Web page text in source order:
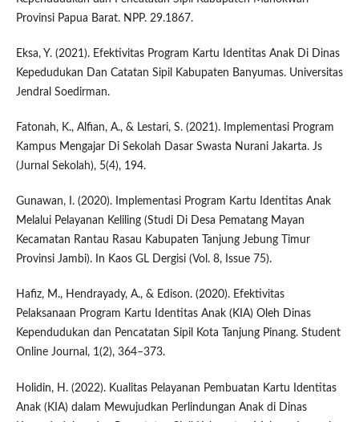
Provinsi Papua Barat. NPP. 29.1867.
Eksa, Y. (2021). Efektivitas Program Kartu Identitas Anak Di Dinas
Kepedudukan Dan Catatan Sipil Kabupaten Banyumas. Universitas
Jendral Soedirman.
Fatonah, K., Alfian, A., & Lestari, S. (2021). Implementasi Program
Kampus Mengajar Di Sekolah Dasar Swasta Nurani Jakarta. Js
(Jurnal Sekolah), 5(4), 194.
Gunawan, I. (2020). Implementasi Program Kartu Identitas Anak
Melalui Pelayanan Keliling (Studi Di Desa Pematang Mayan
Kecamatan Rantau Rasau Kabupaten Tanjung Jebung Timur
Provinsi Jambi). In Kaos GL Dergisi (Vol. 8, Issue 75).
Hafiz, M., Hendrayady, A., & Edison. (2020). Efektivitas
Pelaksanaan Program Kartu Identitas Anak (KIA) Oleh Dinas
Kependudukan dan Pencatatan Sipil Kota Tanjung Pinang. Student
Online Journal, 1(2), 364–373.
Holidin, H. (2022). Kualitas Pelayanan Pembuatan Kartu Identitas
Anak (KIA) dalam Mewujudkan Perlindungan Anak di Dinas